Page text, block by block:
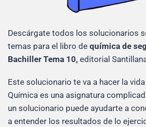
Descárgate todos los solucionarios
temas para el libro de química de
Bachiller Tema 10, editorial
Este solucionario te va a hacer la
Química es una asignatura
un solucionario puede ayudarte a
a entender los resultados de lo